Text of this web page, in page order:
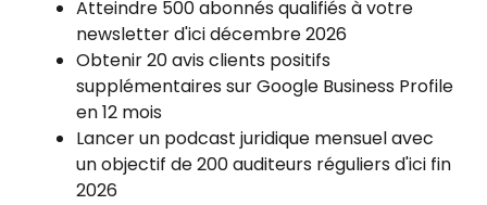
Atteindre 500 abonnés qualifiés à votre
newsletter d'ici décembre 2026
Obtenir 20 avis clients positifs
supplémentaires sur Google Business Profile
en 12 mois
Lancer un podcast juridique mensuel avec
un objectif de 200 auditeurs réguliers d'ici fin
2026